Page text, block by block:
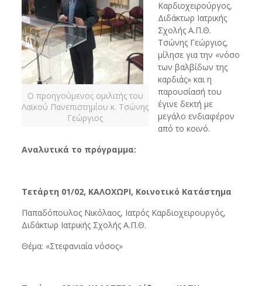
Ο προηγούμενος ομιλιτής του
Λαϊκού Πανεπιστημίου κ. Τσώνης
Γεώργιος
Καρδιοχειρούργος,
Διδάκτωρ Ιατρικής
Σχολής Α.Π.Θ.
Τσώνης Γεώργιος,
μίλησε για την «νόσο
των βαλβίδων της
καρδιάς» και η
παρουσίασή του
έγινε δεκτή με
μεγάλο ενδιαφέρον
από το κοινό.
Αναλυτικά το πρόγραμμα:
Τετάρτη 01/02, ΚΑΛΟΧΩΡΙ, Κοινοτικό Κατάστημα
Παπαδόπουλος Νικόλαος, Ιατρός Καρδιοχειρουργός,
Διδάκτωρ Ιατρικής Σχολής Α.Π.Θ.
Θέμα: «Στεφανιαία νόσος»